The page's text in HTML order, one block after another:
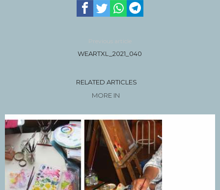
Previous article
WEARTXL_2021_040
RELATED ARTICLES
MORE IN